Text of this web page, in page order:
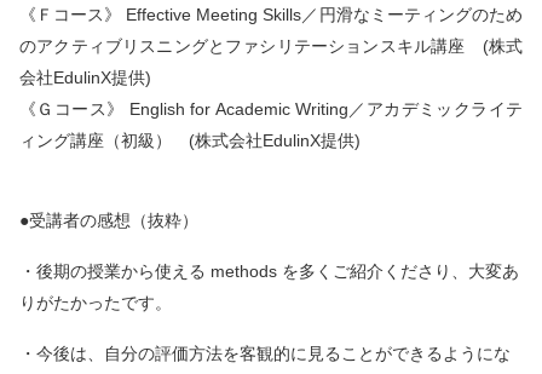
《Ｆコース》 Effective Meeting Skills／円滑なミーティングのため
のアクティブリスニングとファシリテーションスキル講座 (株式
会社EdulinX提供)
《Ｇコース》 English for Academic Writing／アカデミックライテ
ィング講座（初級） (株式会社EdulinX提供)
●受講者の感想（抜粋）
・後期の授業から使える methods を多くご紹介くださり、大変あ
りがたかったです。
・今後は、自分の評価方法を客観的に見ることができるようにな